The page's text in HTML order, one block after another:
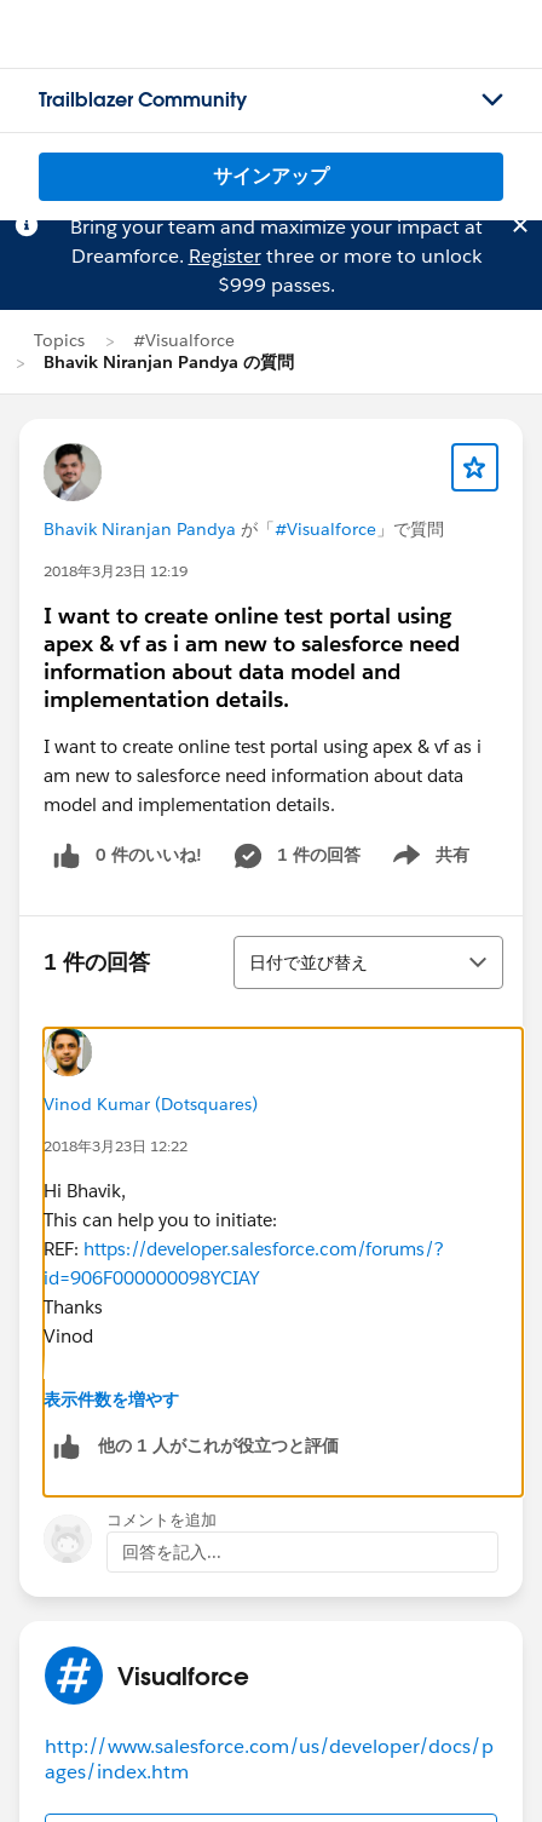
Trailblazer Community
サインアップ
Bring your team and maximize your impact at
Dreamforce. Registerthree or more to unlock
$999 passes.
Topics
#Visualforce
Bhavik Niranjan Pandya の質問
Bhavik Niranjan Pandya が「#Visualforce 」で質問
2018年3月23日 12:19
I want to create online test portal using
apex & vf as i am new to salesforce need
information about data model and
implementation details.
I want to create online test portal using apex & vf as i
am new to salesforce need information about data
model and implementation details.
0 件のいいね! 1 件の回答 共有
Show menu
1 件の回答
並び替え
日付で並び替え
Vinod Kumar (Dotsquares)
2018年3月23日 12:22
Hi Bhavik,
This can help you to initiate:
REF: https://developer.salesforce.com/forums/?
id=906F000000098YCIAY
Thanks
Vinod
表示件数を増やす
他の 1 人がこれが役立つと評価
コメントを追加
回答を記入...
Visualforce
http://www.salesforce.com/us/developer/docs/p
ages/index.htm